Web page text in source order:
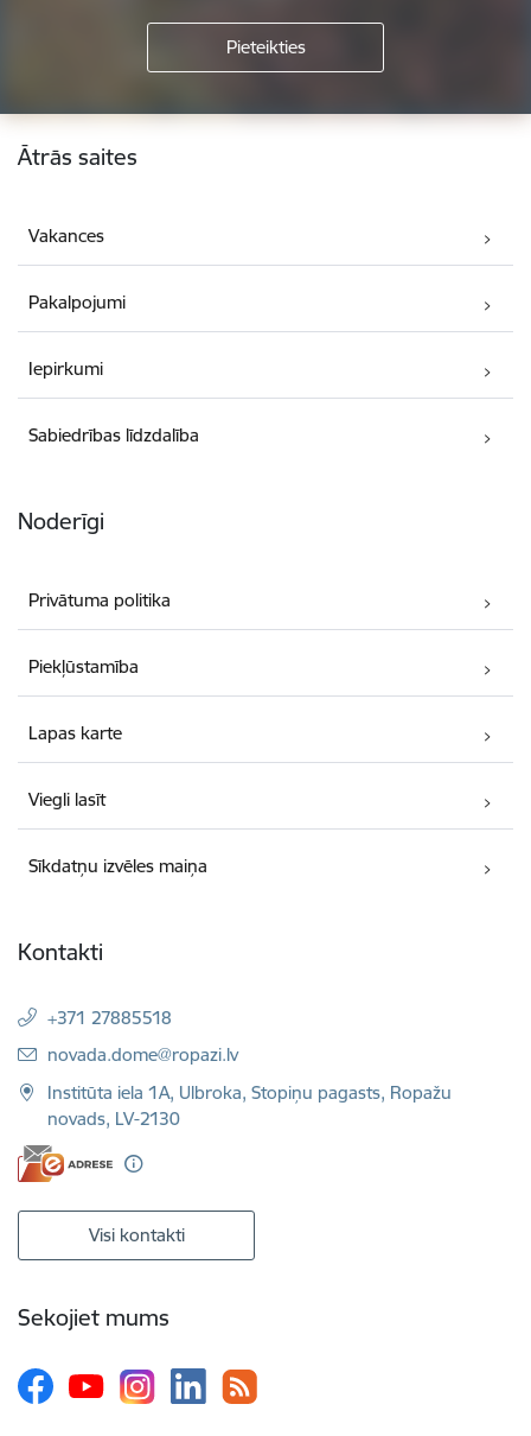
Kājene
Ātrās saites
Vakances
Pakalpojumi
Iepirkumi
Sabiedrības līdzdalība
Noderīgi
Privātuma politika
Piekļūstamība
Lapas karte
Viegli lasīt
Sīkdatņu izvēles maiņa
Kontakti
+371 27885518
E-pasts:
novada.dome@ropazi.lv
Institūta iela 1A, Ulbroka, Stopiņu pagasts, Ropažu
novads, LV-2130
Visi kontakti
Sekojiet mums